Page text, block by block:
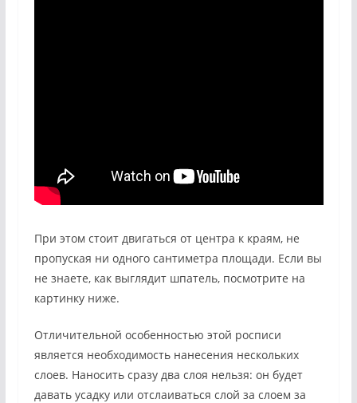
При этом стоит двигаться от центра к краям, не
пропуская ни одного сантиметра площади. Если вы
не знаете, как выглядит шпатель, посмотрите на
картинку ниже.
Отличительной особенностью этой росписи
является необходимость нанесения нескольких
слоев. Наносить сразу два слоя нельзя: он будет
давать усадку или отслаиваться слой за слоем за